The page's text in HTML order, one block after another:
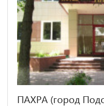
ПАХРА (город